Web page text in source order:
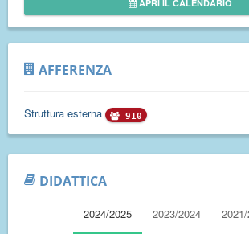
APRI IL CALENDARIO
AFFERENZA
Struttura esterna 910
DIDATTICA
2024/2025 2023/2024